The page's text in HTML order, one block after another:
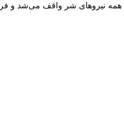
همه نیروهای شر واقف می‌شد و